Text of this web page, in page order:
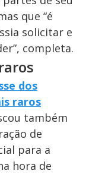
que “é
solicitar e
completa.
dos
raros
também
de
para a
hora de